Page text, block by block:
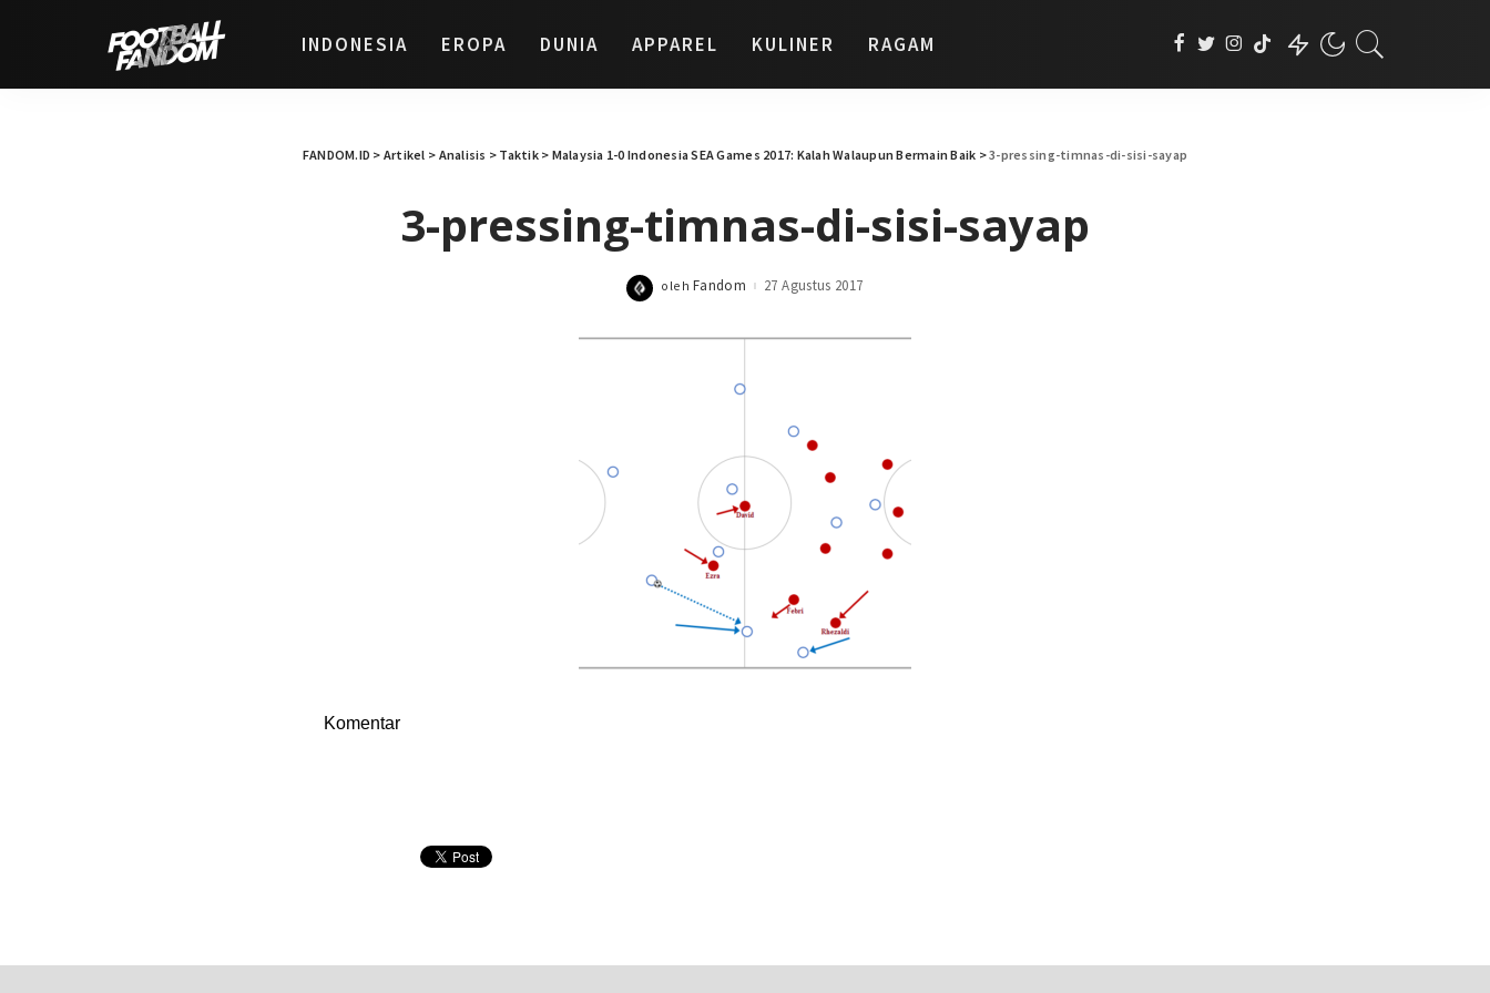
INDONESIA EROPA DUNIA APPAREL KULINER RAGAM
FANDOM.ID > Artikel > Analisis > Taktik> Malaysia 1-0 Indonesia SEA Games 2017: Kalah Walaupun Bermain Baik >3-pressing-timnas-di-sisi-sayap
3-pressing-timnas-di-sisi-sayap
Posted
oleh Fandom 27 Agustus 2017
Komentar